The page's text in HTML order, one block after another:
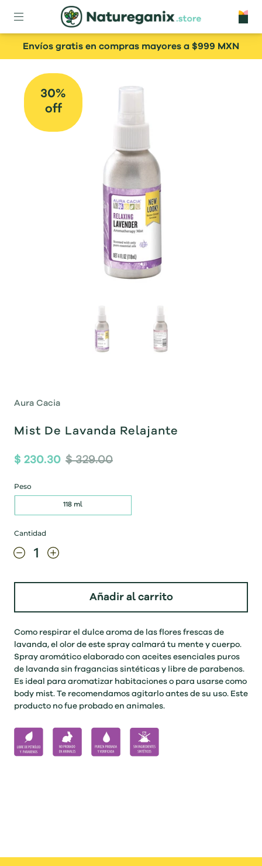
Envíos gratis en compras mayores a $999 MXN
30%
off
Aura Cacia
Mist De Lavanda Relajante
$ 230.30 $ 329.00
Peso
118 ml
Cantidad
Añadir al carrito
Como respirar el dulce aroma de las flores frescas de
lavanda, el olor de este spray calmará tu mente y cuerpo.
Spray aromático elaborado con aceites esenciales puros
de lavanda sin fragancias sintéticas y libre de parabenos.
Es ideal para aromatizar habitaciones o para usarse como
body mist. Te recomendamos agitarlo antes de su uso. Este
producto no fue probado en animales.